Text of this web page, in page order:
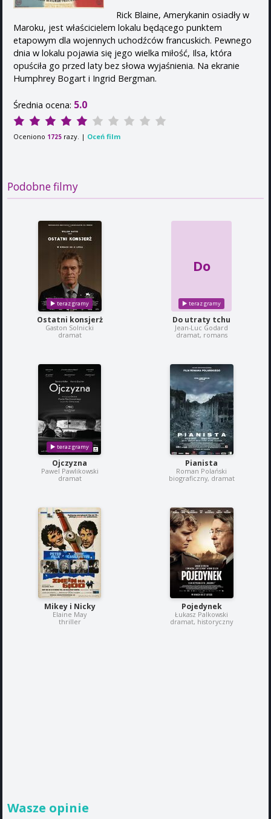
Rick Blaine, Amerykanin osiadły w
Maroku, jest właścicielem lokalu będącego punktem
etapowym dla wojennych uchodźców francuskich. Pewnego
dnia w lokalu pojawia się jego wielka miłość, Ilsa, która
opuściła go przed laty bez słowa wyjaśnienia. Na ekranie
Humphrey Bogart i Ingrid Bergman.
Średnia ocena: 5.0
Oceniono 1725 razy. | Oceń film
Podobne filmy
Ostatni konsjerż
Gaston Solnicki
dramat
Do
Do utraty tchu
Jean-Luc Godard
dramat, romans
Ojczyzna
Pawel Pawlikowski
dramat
Pianista
Roman Polański
biograficzny, dramat
Mikey i Nicky
Elaine May
thriller
Pojedynek
Łukasz Palkowski
dramat, historyczny
Wasze opinie